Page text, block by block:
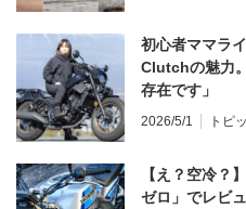
初心者ママラ
Clutchの魅力
存在です」
2026/5/1 トピ
【え？空冷？
ゼロ」でレビ